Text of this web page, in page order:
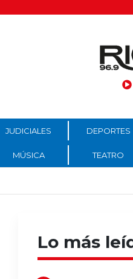
JUDICIALES DEPORTES
MÚSICA TEATRO
Lo más